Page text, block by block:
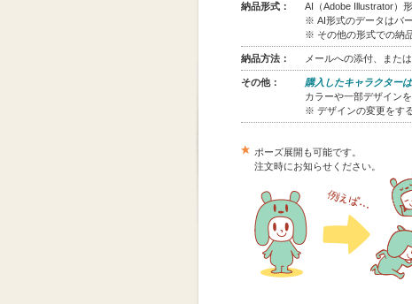
納品形式：
AI（Adobe Illustrator）
※ AI形式のデータはバ
※ その他の形式での納
納品方法： メールへの添付、また
その他： 購入したキャラクター
カラーや一部デザイン
※ デザインの変更をす
ポーズ展開も可能です。
注文時にお知らせください。